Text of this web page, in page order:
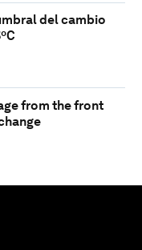
del cambio
from the front